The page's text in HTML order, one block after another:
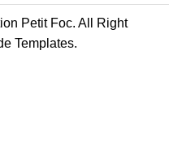
Petit Foc. All Right
Templates.